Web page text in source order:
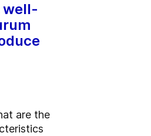
well-
are the